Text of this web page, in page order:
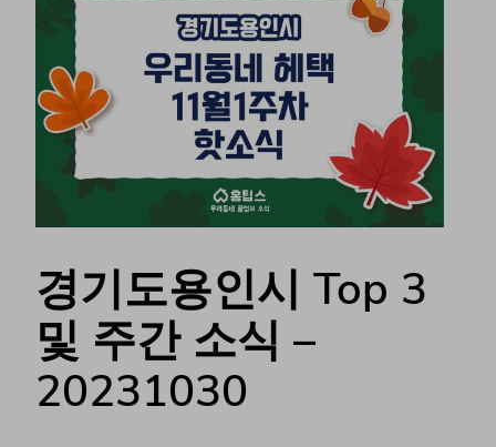
경기도용인시 Top 3
및 주간 소식 –
20231030